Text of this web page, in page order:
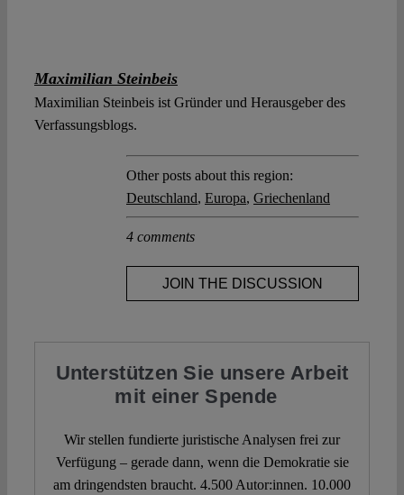
Maximilian Steinbeis
Maximilian Steinbeis ist Gründer und Herausgeber des
Verfassungsblogs.
Other posts about this region:
Deutschland, Europa, Griechenland
4 comments
JOIN THE DISCUSSION
Unterstützen Sie unsere Arbeit
mit einer Spende
Wir stellen fundierte juristische Analysen frei zur
Verfügung – gerade dann, wenn die Demokratie sie
am dringendsten braucht. 4.500 Autor:innen. 10.000